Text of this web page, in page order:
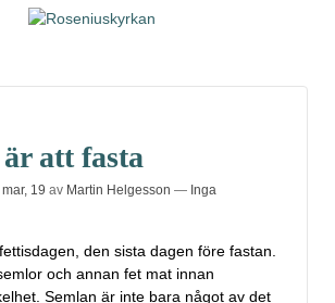
att fasta
19 av Martin Helgesson — Inga
den sista dagen före fastan.
och annan fet mat innan
Semlan är inte bara något av det